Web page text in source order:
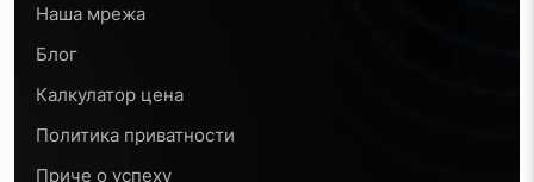
Наша мрежа
Блог
Калкулатор цена
Политика приватности
Приче о успеху